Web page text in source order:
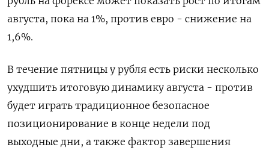
августа, пока на 1%, против евро - снижение на
1,6%.
В течение пятницы у рубля есть риски несколько
ухудшить итоговую динамику августа - против
будет играть традиционное безопасное
позиционирование в конце недели под
выходные дни, а также фактор завершения